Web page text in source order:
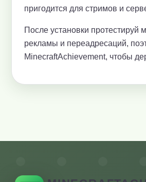
пригодится для стримов и
После установки
рекламы и переадресаций,
MinecraftAchievement, чтобы